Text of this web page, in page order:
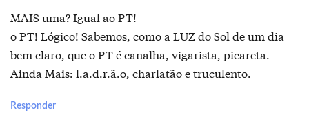
MAIS uma? Igual ao PT!
o PT! Lógico! Sabemos, como a LUZ do Sol de um dia
bem claro, que o PT é canalha, vigarista, picareta.
Ainda Mais: l.a.d.r.ã.o, charlatão e truculento.
Responder